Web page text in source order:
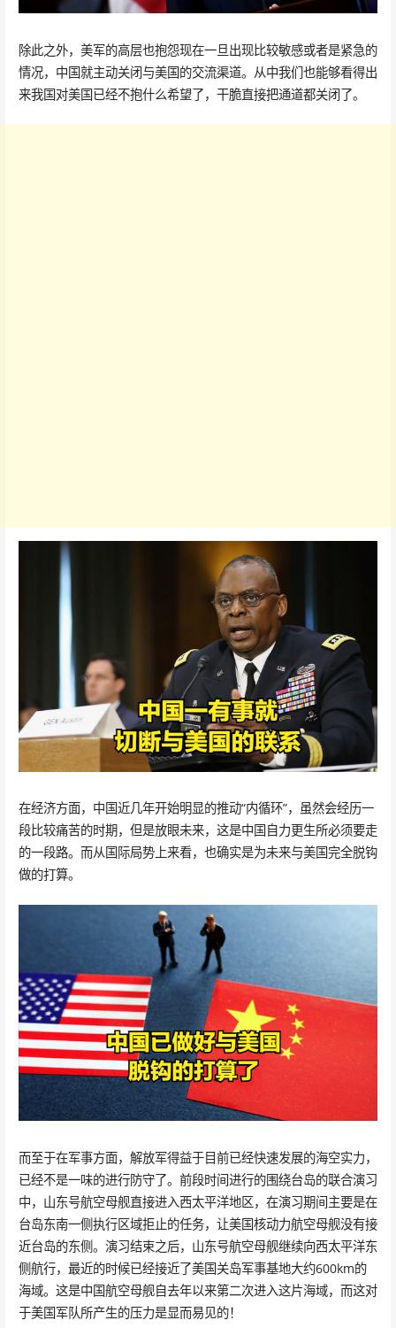
除此之外，美军的高层也抱怨现在一旦出现比较敏感或者是紧急的
情况，中国就主动关闭与美国的交流渠道。从中我们也能够看得出
来我国对美国已经不抱什么希望了，干脆直接把通道都关闭了。
在经济方面，中国近几年开始明显的推动“内循环”，虽然会经历一
段比较痛苦的时期，但是放眼未来，这是中国自力更生所必须要走
的一段路。而从国际局势上来看，也确实是为未来与美国完全脱钩
做的打算。
而至于在军事方面，解放军得益于目前已经快速发展的海空实力，
已经不是一味的进行防守了。前段时间进行的围绕台岛的联合演习
中，山东号航空母舰直接进入西太平洋地区，在演习期间主要是在
台岛东南一侧执行区域拒止的任务，让美国核动力航空母舰没有接
近台岛的东侧。演习结束之后，山东号航空母舰继续向西太平洋东
侧航行，最近的时候已经接近了美国关岛军事基地大约600km的
海域。这是中国航空母舰自去年以来第二次进入这片海域，而这对
于美国军队所产生的压力是显而易见的！